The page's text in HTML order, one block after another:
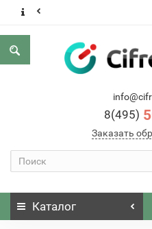
8(495)
Заказать
Каталог